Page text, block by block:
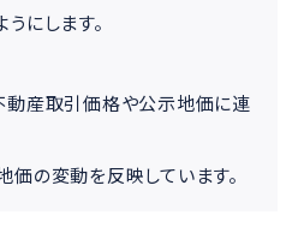
にします。
動産取引価格や公示地価に連
の変動を反映しています。